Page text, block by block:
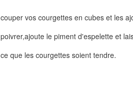
couper vos courgettes en cubes et les
poivrer,ajoute le piment d'espelette et
ce que les courgettes soient tendre.